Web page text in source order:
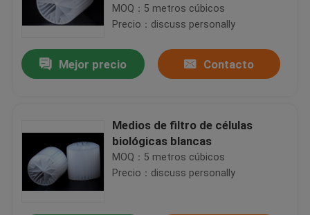
Productos
Sobre nosotros
MOQ：5 metros cúbicos
Precio：discuss personally
Mejor precio Contacto
Medios de filtro de células
biológicas blancas
MOQ：5 metros cúbicos
Precio：discuss personally